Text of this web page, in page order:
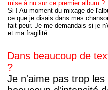
mise à nu sur ce premier album ?
Si ! Au moment du mixage de
ce que je disais dans mes
fait peur. Je me demandais si je
et ma fragilité.
Dans beaucoup de
?
Je n'aime pas trop